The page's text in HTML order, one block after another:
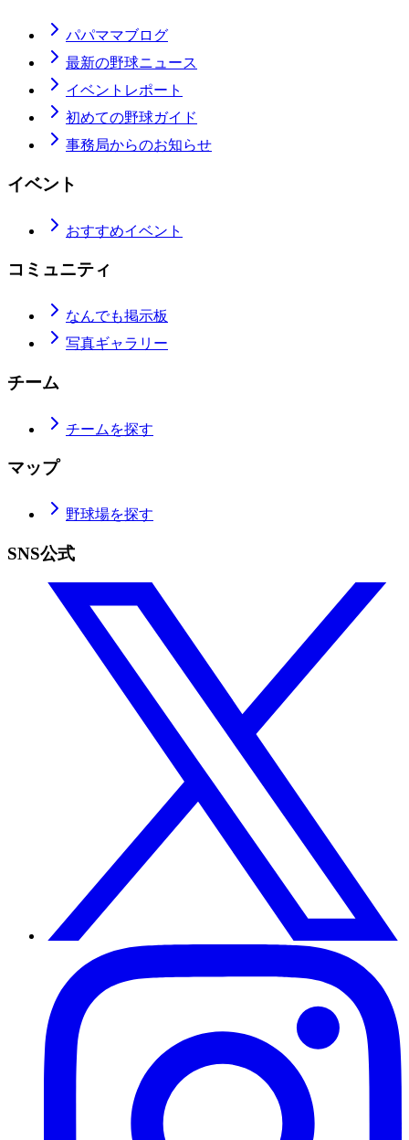
パパママブログ
最新の野球ニュース
イベントレポート
初めての野球ガイド
事務局からのお知らせ
イベント
おすすめイベント
コミュニティ
なんでも掲示板
写真ギャラリー
チーム
チームを探す
マップ
野球場を探す
SNS公式